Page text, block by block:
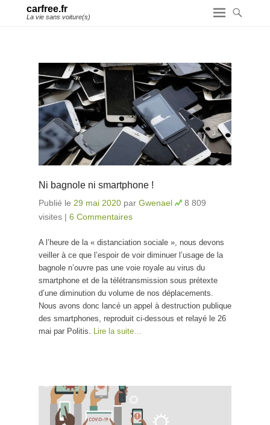
carfree.fr
La vie sans voiture(s)
Ni bagnole ni smartphone !
Publié le 29 mai 2020 par Gwenael
8 809
visites | 6 Commentaires
A l’heure de la « distanciation sociale », nous devons
veiller à ce que l’espoir de voir diminuer l’usage de la
bagnole n’ouvre pas une voie royale au virus du
smartphone et de la télétransmission sous prétexte
d’une diminution du volume de nos déplacements.
Nous avons donc lancé un appel à destruction publique
des smartphones, reproduit ci-dessous et relayé le 26
mai par Politis. Lire la suite…